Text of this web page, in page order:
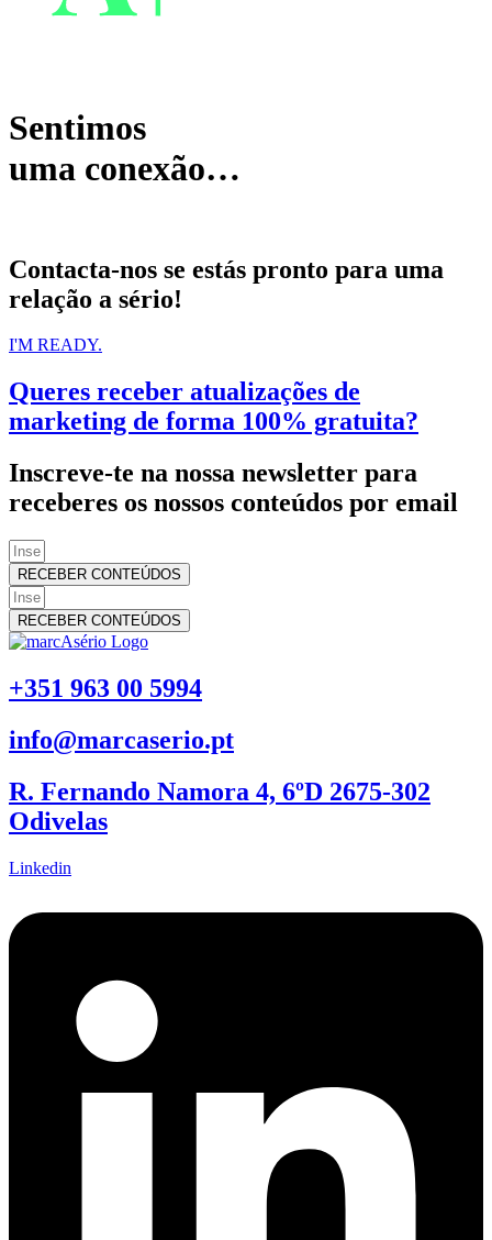
Sentimos
uma conexão…
Contacta-nos se estás pronto para uma
relação a sério!
I'M READY.
Queres receber atualizações de
marketing de forma 100% gratuita?
Inscreve-te na nossa newsletter para
receberes os nossos conteúdos por email
RECEBER CONTEÚDOS
RECEBER CONTEÚDOS
+351 963 00 5994
info@marcaserio.pt
R. Fernando Namora 4, 6ºD 2675-302
Odivelas
Linkedin